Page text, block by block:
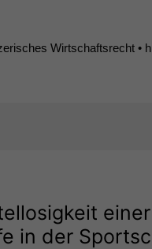
Wirtschaftsrecht •
in der